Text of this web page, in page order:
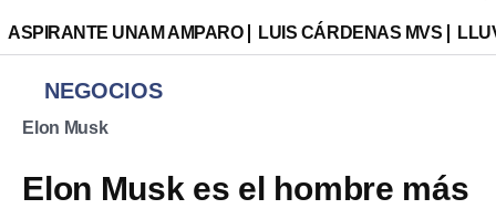
ASPIRANTE UNAM AMPARO LUIS CÁRDENAS MVS
NEGOCIOS
Elon Musk
Elon Musk es el hombre más